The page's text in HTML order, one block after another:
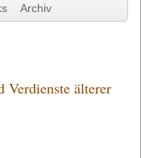
Archiv
älterer